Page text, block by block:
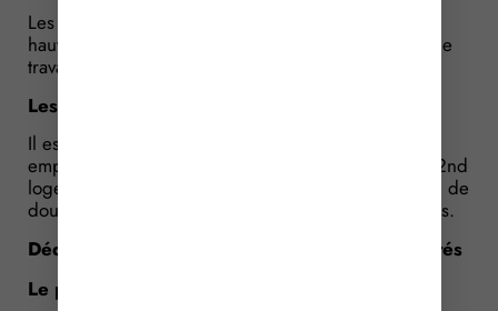
Les frais de déplacement sont également admis à
hauteur d’un aller-retour par semaine entre le lieu de
travail et le domicile familial.
Les intérêts d’emprunt immobilier
Il est enfin possible de déduire les intérêts d’un
emprunt immobilier contracté pour l’acquisition du 2nd
logement, à condition de démontrer que la situation de
double résidence est appelée à durer dans le temps.
Déduire les frais de double résidence : modalités
Le principe : l’abattement forfaitaire de 10 %